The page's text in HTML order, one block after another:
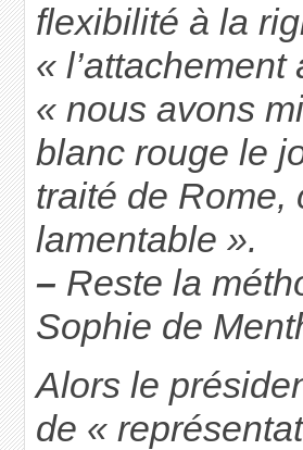
flexibilité à la
« l’attachement
« nous avons
blanc rouge le
traité de Rome,
lamentable ».
– Reste la
Sophie de
Alors le
de «